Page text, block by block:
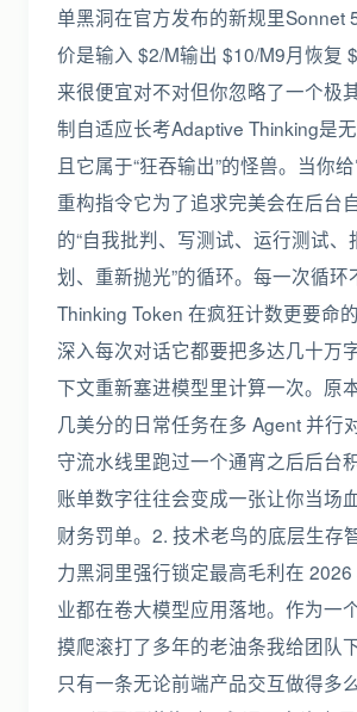
单黑洞在官方发布的新规里Sonnet
价是输入 $2/M输出 $10/M9月恢复
来很便宜对不对但你忽略了一个极
制自适应长考Adaptive Thinking是
且它属于“狂吞输出”的怪兽。当你
重构指令它为了追求完美会在后台
的“自我批判、写测试、运行测试、
划、重新抛光”的循环。每一次循环
Thinking Token 在疯狂计数更要命
深入每次对话它都要把多达几十万
下文重新塞进模型里计算一次。原
几美分的日常任务在多 Agent 并行
守流水线里跑过一个通宵之后后台
账单数字往往会变成一张让你当场
财务罚单。2. 技术老鸟的底层生存
力黑洞里强行锁定最高毛利在
业都在卷大模型应用落地。作为一
摸爬滚打了多年的老油条我给团队
只有一条无论前端产品交互做得多